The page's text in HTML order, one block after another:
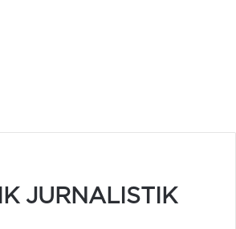
JURNALISTIK